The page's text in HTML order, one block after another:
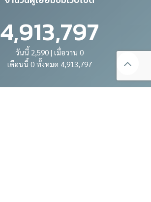
4,913,797
วันนี้ 2,590 | เมื่อวาน 0
เดือนนี้ 0 ทั้งหมด 4,913,797